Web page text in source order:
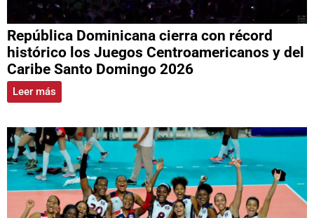
República Dominicana cierra con récord
histórico los Juegos Centroamericanos y del
Caribe Santo Domingo 2026
Leer más